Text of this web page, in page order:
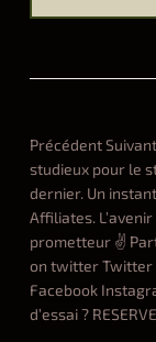
i
r
i
c
t
5
e
n
d
Précédent
studieux pour le
dernier. Un
Affiliates.
prometteur ✌️
on twitter Twitter
Facebook
d’essai ?